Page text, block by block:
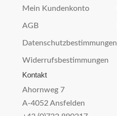
Mein Kundenkonto
AGB
Datenschutzbestimmungen
Widerrufsbestimmungen
Kontakt
Ahornweg 7
A-4052 Ansfelden